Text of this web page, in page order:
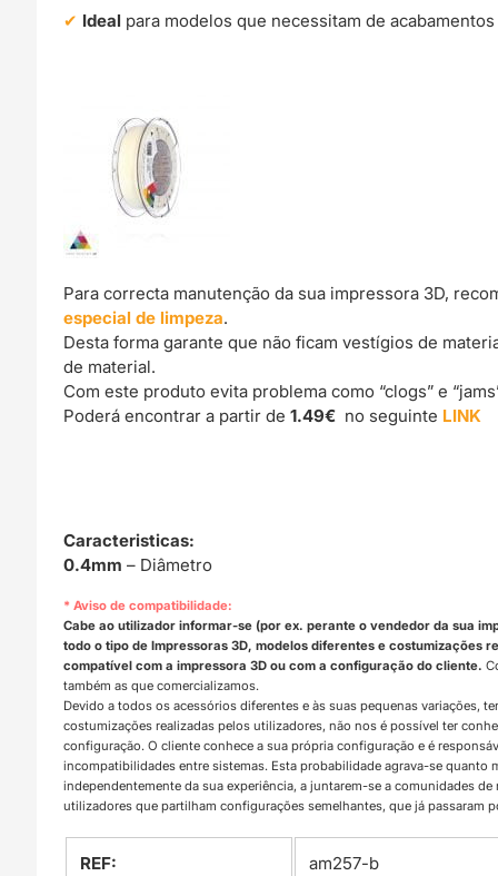
Ideal para modelos que necessitam de
Para correcta manutenção da sua impressora 3D,
especial de limpeza.
Desta forma garante que não ficam vestígios de
de material.
Com este produto evita problema como “clogs” e
Poderá encontrar a partir de1.49€ no seguinte LINK
Caracteristicas:
0.4mm – Diâmetro
* Aviso de compatibilidade:
Cabe ao utilizador informar-se (por ex. perante o vendedor da sua
todo o tipo de Impressoras 3D, modelos diferentes e costumizações
compatível com a impressora 3D ou com a configuração do cliente.
também as que comercializamos.
Devido a todos os acessórios diferentes e às suas pequenas variações,
costumizações realizadas pelos utilizadores, não nos é possível ter
configuração. O cliente conhece a sua própria configuração e é
incompatibilidades entre sistemas. Esta probabilidade agrava-se
independentemente da sua experiência, a juntarem-se a comunidades
utilizadores que partilham configurações semelhantes, que já passaram
REF: am257-b